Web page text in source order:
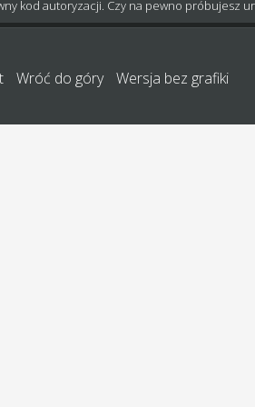
kod autoryzacji. Czy na pewno próbujesz
Wróć do góry Wersja bez grafiki